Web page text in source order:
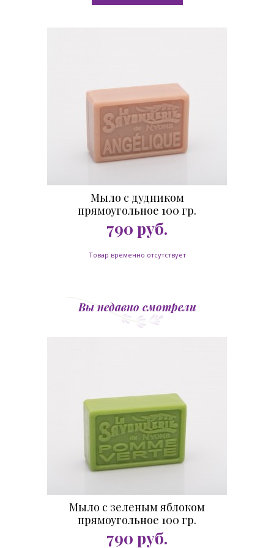
Мыло с дудником
прямоугольное 100 гр.
790 руб.
Товар временно отсутствует
Вы недавно смотрели
Мыло с зеленым яблоком
прямоугольное 100 гр.
790 руб.